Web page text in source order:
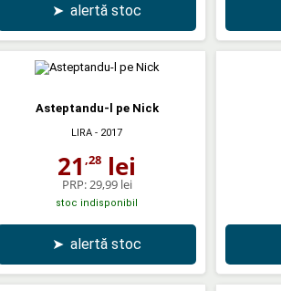
➤ alertă stoc
Asteptandu-l pe Nick
LIRA - 2017
21 ,28 lei
PRP: 29,99 lei
stoc indisponibil
➤ alertă stoc